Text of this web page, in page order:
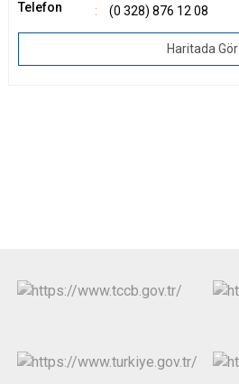
Telefon
(0 328) 876 12 08
Haritada Gör